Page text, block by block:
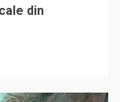
din